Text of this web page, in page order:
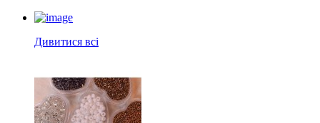
Дивитися всі